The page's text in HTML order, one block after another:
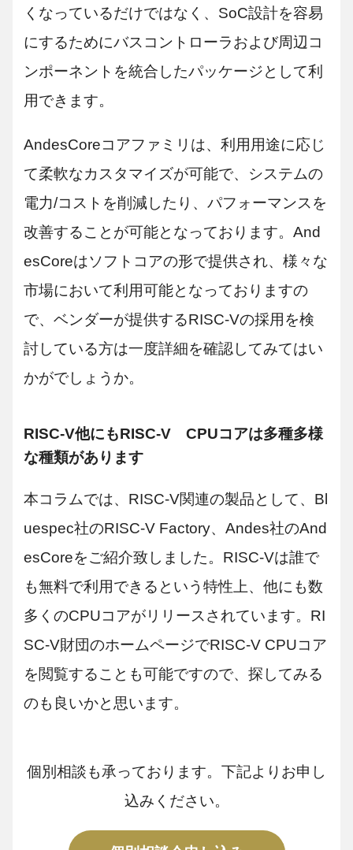
くなっているだけではなく、SoC設計を容易
にするためにバスコントローラおよび周辺コ
ンポーネントを統合したパッケージとして利
用できます。
AndesCoreコアファミリは、利用用途に応じ
て柔軟なカスタマイズが可能で、システムの
電力/コストを削減したり、パフォーマンスを
改善することが可能となっております。And
esCoreはソフトコアの形で提供され、様々な
市場において利用可能となっておりますの
で、ベンダーが提供するRISC-Vの採用を検
討している方は一度詳細を確認してみてはい
かがでしょうか。
RISC-V他にもRISC-V CPUコアは多種多様
な種類があります
本コラムでは、RISC-V関連の製品として、Bl
uespec社のRISC-V Factory、Andes社のAnd
esCoreをご紹介致しました。RISC-Vは誰で
も無料で利用できるという特性上、他にも数
多くのCPUコアがリリースされています。RI
SC-V財団のホームページでRISC-V CPUコア
を閲覧することも可能ですので、探してみる
のも良いかと思います。
個別相談も承っております。下記よりお申し
込みください。